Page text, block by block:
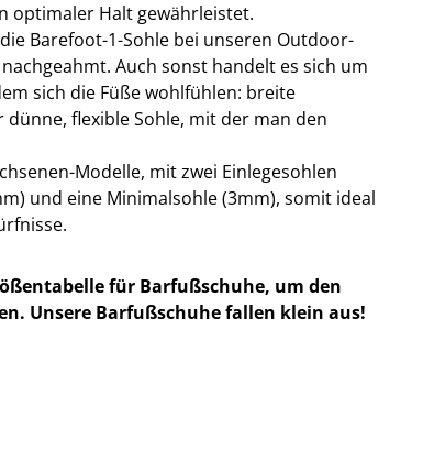
optimaler Halt gewährleistet.
Barefoot-1-Sohle bei unseren Outdoor-
Auch sonst handelt es sich um
sich die Füße wohlfühlen: breite
flexible Sohle, mit der man den
Modelle, mit zwei Einlegesohlen
und eine Minimalsohle (3mm), somit ideal
für Barfußschuhe, um den
Unsere Barfußschuhe fallen klein aus!